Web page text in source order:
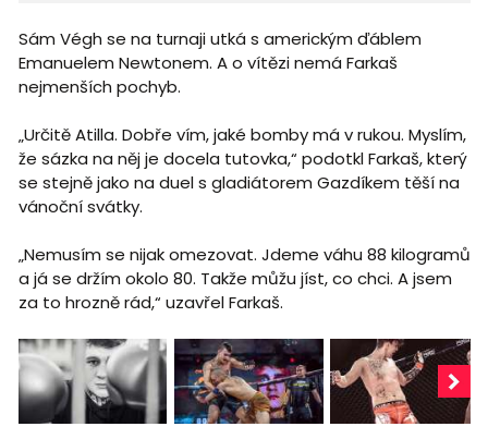
Sám Végh se na turnaji utká s americkým ďáblem
Emanuelem Newtonem. A o vítězi nemá Farkaš
nejmenších pochyb.
„Určitě Atilla. Dobře vím, jaké bomby má v rukou. Myslím,
že sázka na něj je docela tutovka,“ podotkl Farkaš, který
se stejně jako na duel s gladiátorem Gazdíkem těší na
vánoční svátky.
„Nemusím se nijak omezovat. Jdeme váhu 88 kilogramů
a já se držím okolo 80. Takže můžu jíst, co chci. A jsem
za to hrozně rád,“ uzavřel Farkaš.